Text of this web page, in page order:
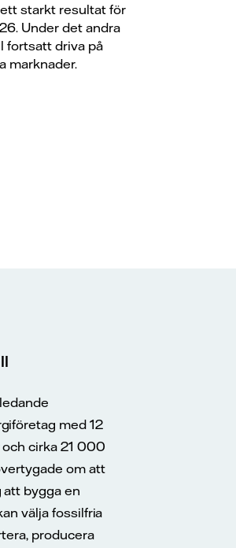
starkt resultat för
Under det andra
fortsatt driva på
marknader.
med 12
cirka 21 000
om att
att bygga en
välja fossilfria
producera